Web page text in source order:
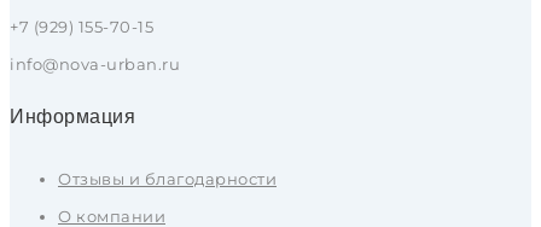
+7 (929) 155-70-15
info@nova-urban.ru
Информация
Отзывы и благодарности
О компании